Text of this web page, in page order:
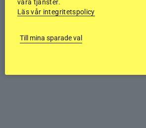
våra tjänster.
Läs vår integritetspolicy
Till mina sparade val